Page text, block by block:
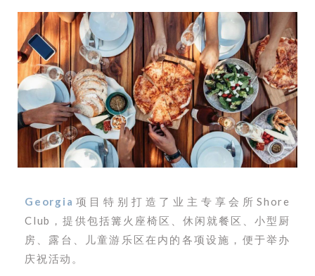
Georgia 项目特别打造了业主专享会所Shore
Club，提供包括篝火座椅区、休闲就餐区、小型厨
房、露台、儿童游乐区在内的各项设施，便于举办
庆祝活动。